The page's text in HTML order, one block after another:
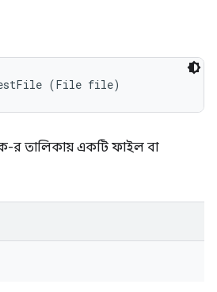
(File file)
র তালিকায় একটি ফাইল বা